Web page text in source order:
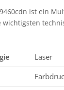
ist ein
wichtigsten
Laser